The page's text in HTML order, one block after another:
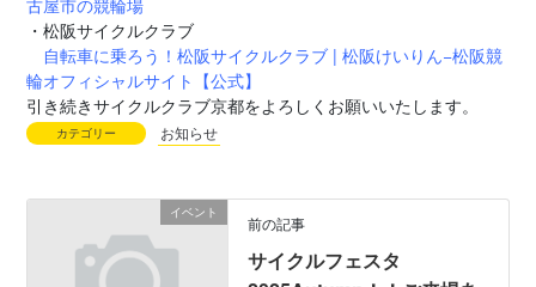
・松阪サイクルクラブ
自転車に乗ろう！松阪サイクルクラブ | 松阪けいりん−松阪競
輪オフィシャルサイト【公式】
引き続きサイクルクラブ京都をよろしくお願いいたします。
カテゴリー お知らせ
イベント
前の記事
サイクルフェスタ